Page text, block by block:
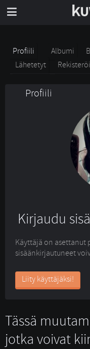
Profiili Albumi
Lähetetyt
Profiili
Kirjaudu
Käyttäjä on asettanut
sisäänkirjautuneet
Liity käyttäjäksi!
Tässä
jotka voivat